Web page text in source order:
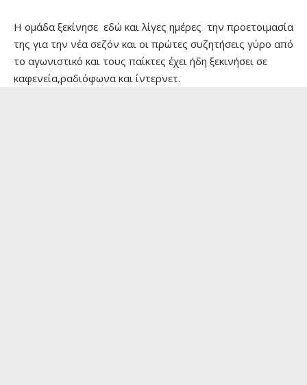
Η ομάδα ξεκίνησε εδώ και λίγες ημέρες την προετοιμασία
της για την νέα σεζόν και οι πρώτες συζητήσεις γύρο από
το αγωνιστικό και τους παίκτες έχει ήδη ξεκινήσει σε
καφενεία,ραδιόφωνα και ίντερνετ.